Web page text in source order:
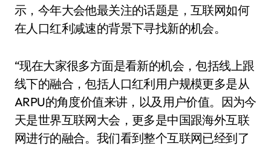
示，今年大会他最关注的话题是，互联网如何
在人口红利减速的背景下寻找新的机会。
“现在大家很多方面是看新的机会，包括线上跟
线下的融合，包括人口红利用户规模更多是从
ARPU的角度价值来讲，以及用户价值。因为今
天是世界互联网大会，更多是中国跟海外互联
网进行的融合。我们看到整个互联网已经到了